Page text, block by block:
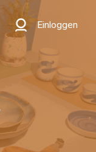
Einloggen